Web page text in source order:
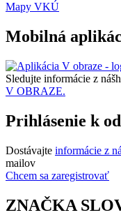
Mapy VKÚ
Mobilná
Sledujte informácie z
V OBRAZE.
Prihlásenie k
Dostávajte informácie z
mailov
Chcem sa zaregistrovať
ZNAČKA